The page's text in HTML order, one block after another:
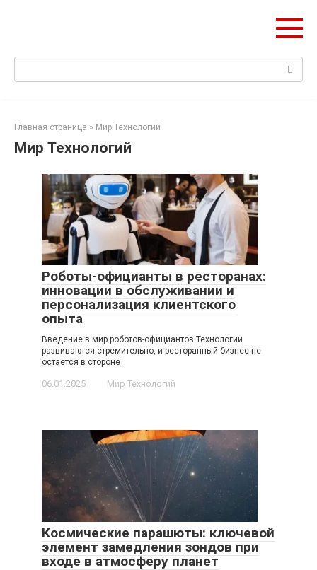
Поиск:
Главная страница » Мир Технологий
Мир Технологий
Роботы-официанты в ресторанах:
инновации в обслуживании и
персонализация клиентского
опыта
Введение в мир роботов-официантов Технологии
развиваются стремительно, и ресторанный бизнес не
остаётся в стороне
06.01.2025 Мир Технологий
Космические парашюты: ключевой
элемент замедления зондов при
входе в атмосферу планет